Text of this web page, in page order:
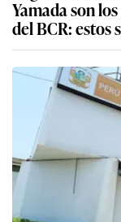
Yamada son
del BCR: estos